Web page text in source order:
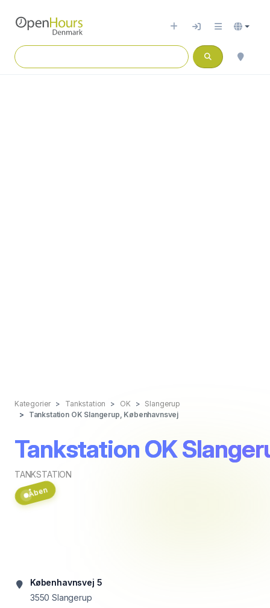
Kategorier Tankstation OK
Slangerup
Tankstation OK Slangerup, Københavnsvej
Tankstation OK
TANKSTATION
Åben
Københavnsvej 5
3550 Slangerup